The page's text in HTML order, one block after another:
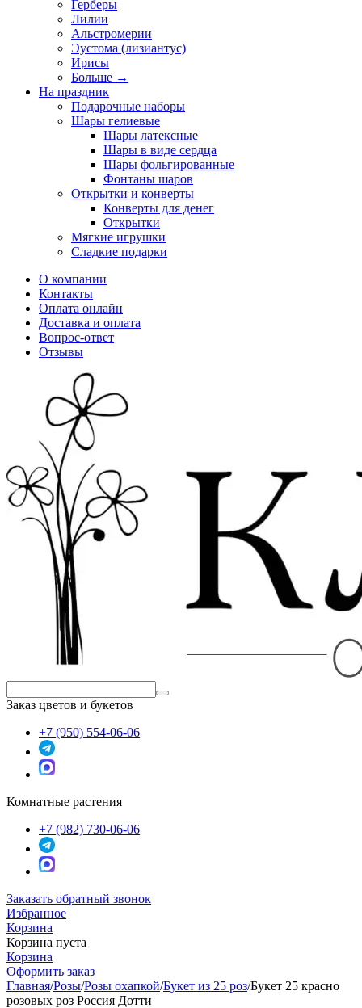
Герберы
Лилии
Альстромерии
Эустома (лизиантус)
Ирисы
Больше →
На праздник
Подарочные наборы
Шары гелиевые
Шары латексные
Шары в виде сердца
Шары фольгированные
Фонтаны шаров
Открытки и конверты
Конверты для денег
Открытки
Мягкие игрушки
Сладкие подарки
О компании
Контакты
Оплата онлайн
Доставка и оплата
Вопрос-ответ
Отзывы
Заказ цветов и букетов
+7 (950) 554-06-06
Комнатные растения
+7 (982) 730-06-06
Заказать обратный звонок
Избранное
Корзина
Корзина пуста
Корзина
Оформить заказ
Главная/Розы/Розы охапкой/Букет из 25 роз/Букет 25 красно
розовых роз Россия Дотти